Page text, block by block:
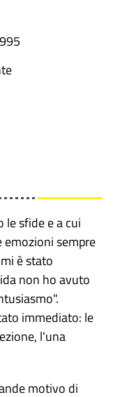
le sfide e a cui
emozioni sempre
è stato
non ho avuto
immediato: le
l'una
motivo di